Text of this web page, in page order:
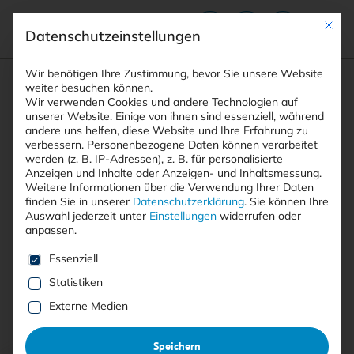
Suchfeld
Suchen
Breadcrumb-Navigation
STARTSEITE DDOS
Alle Beiträge mit dem
Schlagwort “DDoS”
Mit
Datenschutzeinstellungen
Wir benötigen Ihre Zustimmung, bevor Sie unsere Website
weiter besuchen können.
Wir verwenden Cookies und andere Technologien auf
unserer Website. Einige von ihnen sind essenziell, während
andere uns helfen, diese Website und Ihre Erfahrung zu
verbessern. Personenbezogene Daten können verarbeitet
werden (z. B. IP-Adressen), z. B. für personalisierte
Anzeigen und Inhalte oder Anzeigen- und Inhaltsmessung.
Weitere Informationen über die Verwendung Ihrer Daten
finden Sie in unserer Datenschutzerklärung. Sie können Ihre
Auswahl jederzeit unter Einstellungen widerrufen oder
anpassen.
Es folgt eine Liste der Service-Gruppen, für die eine
Essenziell
Statistiken
Externe Medien
Speichern